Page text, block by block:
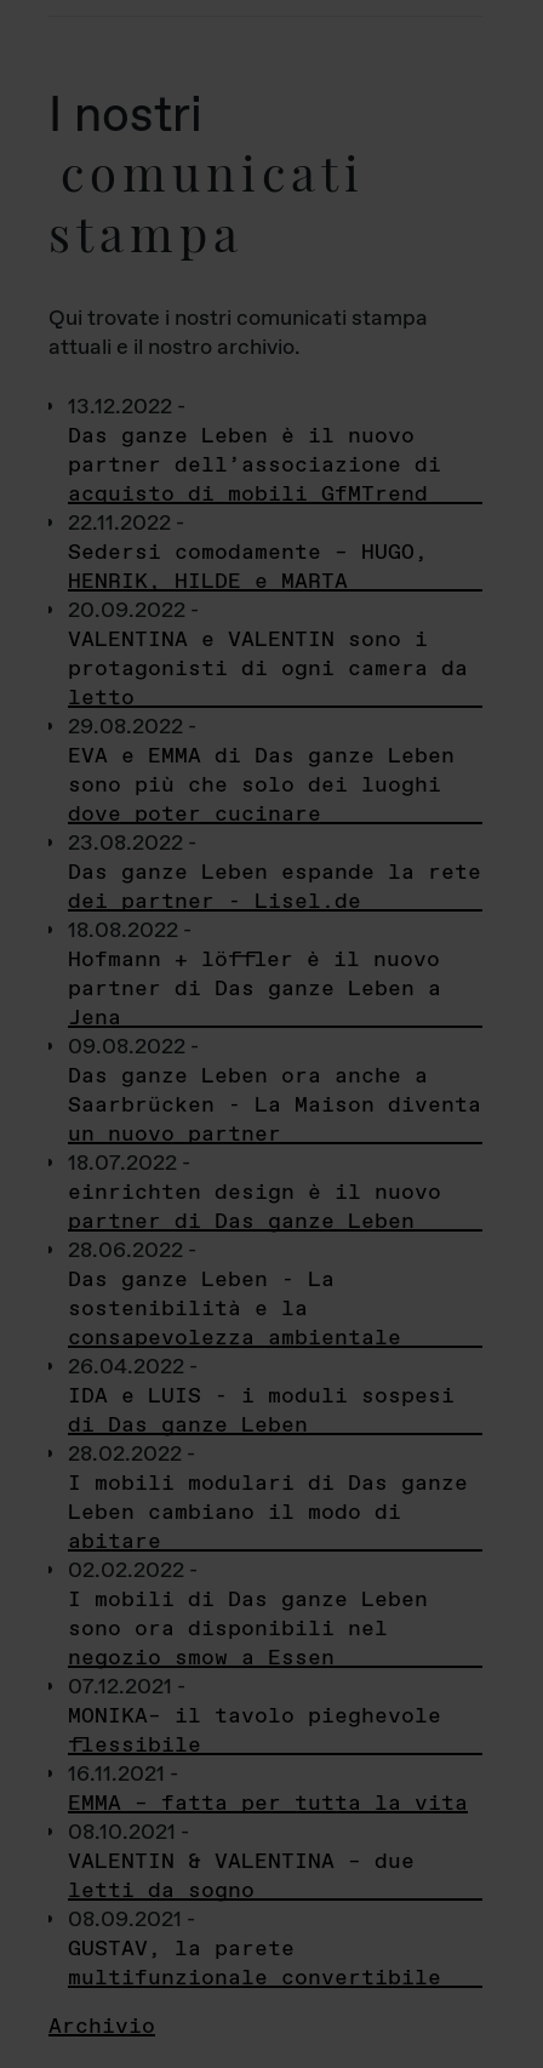
I nostri
comunicati
stampa
Qui trovate i nostri comunicati stampa
attuali e il nostro archivio.
13.12.2022 -
Das ganze Leben è il nuovo
partner dell’associazione di
acquisto di mobili GfMTrend
22.11.2022 -
Sedersi comodamente – HUGO,
HENRIK, HILDE e MARTA
20.09.2022 -
VALENTINA e VALENTIN sono i
protagonisti di ogni camera da
letto
29.08.2022 -
EVA e EMMA di Das ganze Leben
sono più che solo dei luoghi
dove poter cucinare
23.08.2022 -
Das ganze Leben espande la rete
dei partner - Lisel.de
18.08.2022 -
Hofmann + löffler è il nuovo
partner di Das ganze Leben a
Jena
09.08.2022 -
Das ganze Leben ora anche a
Saarbrücken - La Maison diventa
un nuovo partner
18.07.2022 -
einrichten design è il nuovo
partner di Das ganze Leben
28.06.2022 -
Das ganze Leben - La
sostenibilità e la
consapevolezza ambientale
26.04.2022 -
IDA e LUIS - i moduli sospesi
di Das ganze Leben
28.02.2022 -
I mobili modulari di Das ganze
Leben cambiano il modo di
abitare
02.02.2022 -
I mobili di Das ganze Leben
sono ora disponibili nel
negozio smow a Essen
07.12.2021 -
MONIKA– il tavolo pieghevole
flessibile
16.11.2021 -
EMMA – fatta per tutta la vita
08.10.2021 -
VALENTIN & VALENTINA – due
letti da sogno
08.09.2021 -
GUSTAV, la parete
multifunzionale convertibile
Archivio